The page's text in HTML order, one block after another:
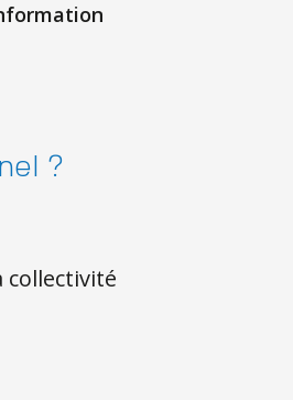
?
collectivité